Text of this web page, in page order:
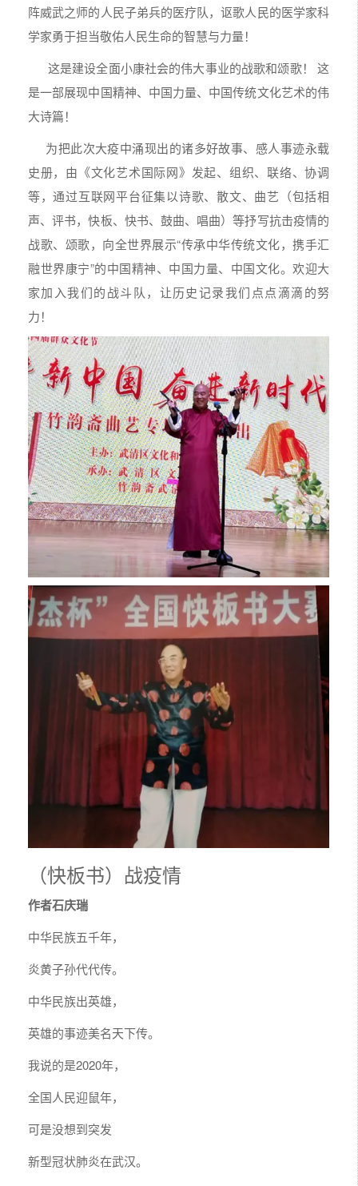
阵威武之师的人民子弟兵的医疗队，讴歌人民的医学家科
学家勇于担当敬佑人民生命的智慧与力量！
这是建设全面小康社会的伟大事业的战歌和颂歌！ 这
是一部展现中国精神、中国力量、中国传统文化艺术的伟
大诗篇！
为把此次大疫中涌现出的诸多好故事、感人事迹永载
史册，由《文化艺术国际网》发起、组织、联络、协调
等，通过互联网平台征集以诗歌、散文、曲艺（包括相
声、评书，快板、快书、鼓曲、唱曲）等抒写抗击疫情的
战歌、颂歌，向全世界展示“传承中华传统文化，携手汇
融世界康宁”的中国精神、中国力量、中国文化。欢迎大
家加入我们的战斗队，让历史记录我们点点滴滴的努
力！
（快板书）战疫情
作者石庆瑞
中华民族五千年，
炎黄子孙代代传。
中华民族出英雄，
英雄的事迹美名天下传。
我说的是2020年，
全国人民迎鼠年，
可是没想到突发
新型冠状肺炎在武汉。